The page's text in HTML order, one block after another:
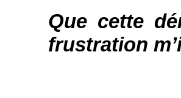
Que cette
frustration